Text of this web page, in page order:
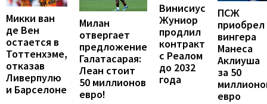
Микки ван
де Вен
остается в
Тоттенхэме,
отказав
Ливерпулю
и Барселоне
Милан
отвергает
предложение
Галатасарая:
Леан стоит
50 миллионов
евро!
Винисиус
Жуниор
продлил
контракт
с Реалом
до 2032
года
ПСЖ
приобрел
вингера
Манеса
Аклиуша
за 50
евро